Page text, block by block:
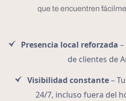
que te encuentren
Presencia local reforzada
de clientes de
Visibilidad constante–
24/7, incluso fuera del